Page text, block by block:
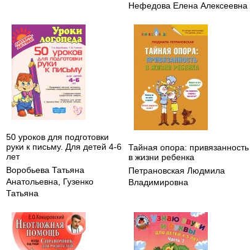
Нефедова Елена Алексеевна
50 уроков для подготовки
руки к письму. Для детей 4-6
лет
Воробьева Татьяна
Анатольевна
Гузенко
Татьяна
Тайная опора: привязанность
в жизни ребенка
Петрановская Людмила
Владимировна